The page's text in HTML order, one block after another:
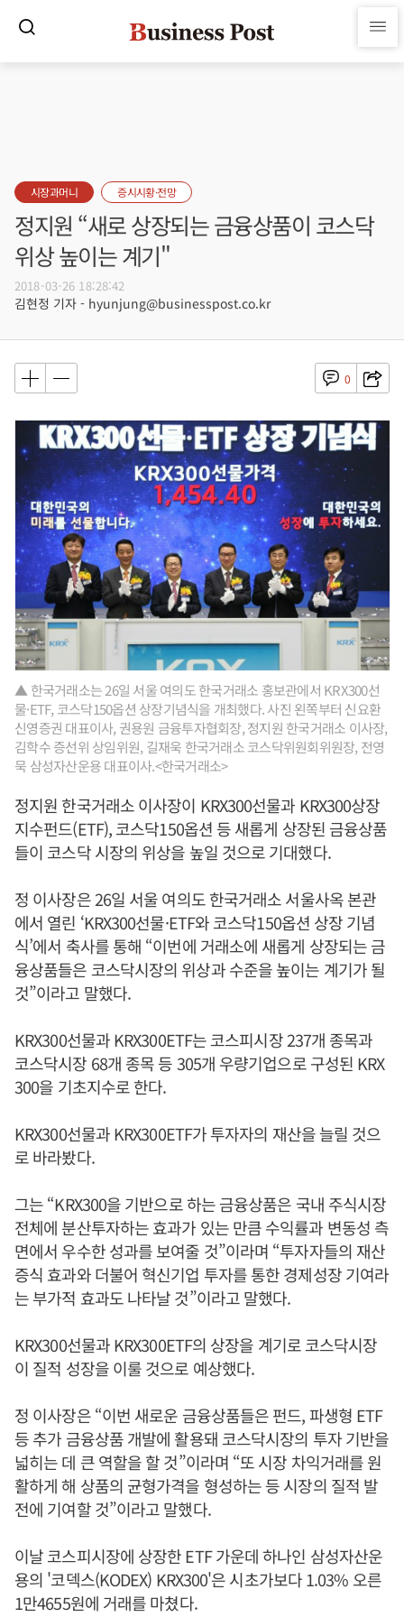
시장과머니 증시시황·전망
정지원 “새로 상장되는 금융상품이 코스닥
위상 높이는 계기"
2018-03-26 18:28:42
김현정 기자 - hyunjung@businesspost.co.kr
0
▲ 한국거래소는 26일 서울 여의도 한국거래소 홍보관에서 KRX300선
물·ETF, 코스닥150옵션 상장기념식을 개최했다. 사진 왼쪽부터 신요환
신영증권 대표이사, 권용원 금융투자협회장, 정지원 한국거래소 이사장,
김학수 증선위 상임위원, 길재욱 한국거래소 코스닥위원회위원장, 전영
묵 삼성자산운용 대표이사.<한국거래소>
정지원 한국거래소 이사장이 KRX300선물과 KRX300상장
지수펀드(ETF), 코스닥150옵션 등 새롭게 상장된 금융상품
들이 코스닥 시장의 위상을 높일 것으로 기대했다.
정 이사장은 26일 서울 여의도 한국거래소 서울사옥 본관
에서 열린 ‘KRX300선물·ETF와 코스닥150옵션 상장 기념
식’에서 축사를 통해 “이번에 거래소에 새롭게 상장되는 금
융상품들은 코스닥시장의 위상과 수준을 높이는 계기가 될
것”이라고 말했다.
KRX300선물과 KRX300ETF는 코스피시장 237개 종목과
코스닥시장 68개 종목 등 305개 우량기업으로 구성된 KRX
300을 기초지수로 한다.
KRX300선물과 KRX300ETF가 투자자의 재산을 늘릴 것으
로 바라봤다.
그는 “KRX300을 기반으로 하는 금융상품은 국내 주식시장
전체에 분산투자하는 효과가 있는 만큼 수익률과 변동성 측
면에서 우수한 성과를 보여줄 것”이라며 “투자자들의 재산
증식 효과와 더불어 혁신기업 투자를 통한 경제성장 기여라
는 부가적 효과도 나타날 것”이라고 말했다.
KRX300선물과 KRX300ETF의 상장을 계기로 코스닥시장
이 질적 성장을 이룰 것으로 예상했다.
정 이사장은 “이번 새로운 금융상품들은 펀드, 파생형 ETF
등 추가 금융상품 개발에 활용돼 코스닥시장의 투자 기반을
넓히는 데 큰 역할을 할 것”이라며 “또 시장 차익거래를 원
활하게 해 상품의 균형가격을 형성하는 등 시장의 질적 발
전에 기여할 것”이라고 말했다.
이날 코스피시장에 상장한 ETF 가운데 하나인 삼성자산운
용의 '코덱스(KODEX) KRX300'은 시초가보다 1.03% 오른
1만4655원에 거래를 마쳤다.